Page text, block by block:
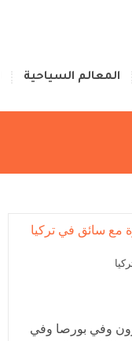
المعالم السياحية
وفي بورصا وفي